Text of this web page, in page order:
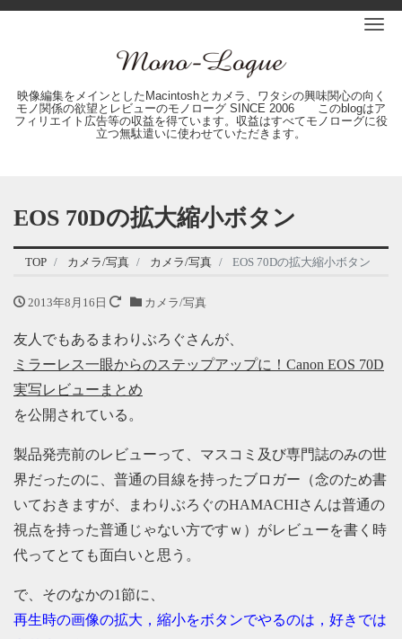
映像編集をメインとしたMacintoshとカメラ、ワタシの興味関心の向く
モノ関係の欲望とレビューのモノローグ SINCE 2006 このblogはア
フィリエイト広告等の収益を得ています。収益はすべてモノローグに役
立つ無駄遣いに使わせていただきます。
EOS 70Dの拡大縮小ボタン
TOP カメラ/写真 カメラ/写真 EOS 70Dの拡大縮小ボタン
2013年8月16日 カメラ/写真
友人でもあるまわりぶろぐさんが、
ミラーレス一眼からのステップアップに！Canon EOS 70D
実写レビューまとめ
を公開されている。
製品発売前のレビューって、マスコミ及び専門誌のみの世
界だったのに、普通の目線を持ったブロガー（念のため書
いておきますが、まわりぶろぐのHAMACHIさんは普通の
視点を持った普通じゃない方ですｗ）がレビューを書く時
代ってとても面白いと思う。
で、そのなかの1節に、
再生時の画像の拡大，縮小をボタンでやるのは，好きでは